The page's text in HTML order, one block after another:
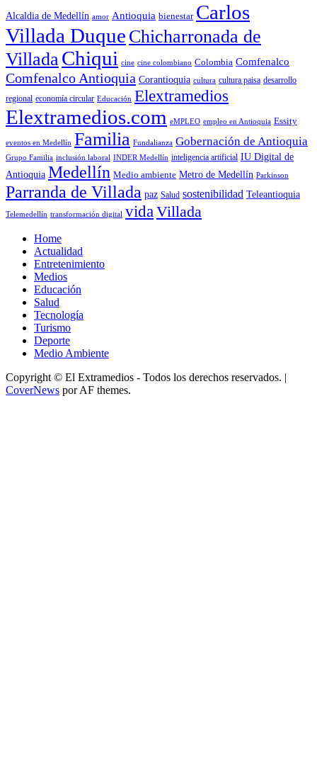
Alcaldia de Medellín amor Antioquia bienestar Carlos
Villada Duque Chicharronada de
VilladaChiqui cine cine colombiano Colombia Comfenalco
Comfenalco Antioquia Corantioquia cultura cultura paisa desarrollo
regional economía circular Educación Elextramedios
Elextramedios.com eMPLEO empleo en Antioquia Essity
eventos en Medellín Familia Fundalianza Gobernación de Antioquia
Grupo Familia inclusión laboral INDER Medellín inteligencia artificial IU Digital de
Antioquia Medellín Medio ambiente Metro de Medellín Parkinson
Parranda de Villada paz Salud sostenibilidad Teleantioquia
Telemedellín transformación digital vida Villada
Home
Actualidad
Entretenimiento
Medios
Educación
Salud
Tecnología
Turismo
Deporte
Medio Ambiente
Copyright © El Extramedios - Todos los derechos reservados. |
CoverNews por AF themes.